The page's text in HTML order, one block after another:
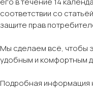
соответствии со
защите прав
Мы сделаем всё, чтобы
удобным и комфортным
Подробная информация